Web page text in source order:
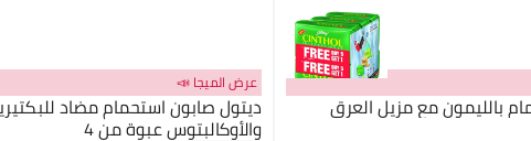
بالليمون مع مزيل العرق
عرض الميجا 📣
ديتول صابون استحمام مضاد
والأوكالبتوس عبوة من 4